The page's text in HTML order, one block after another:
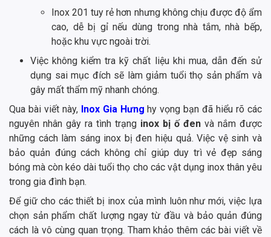
Inox 201 tuy rẻ hơn nhưng không chịu được độ ẩm
cao, dễ bị gỉ nếu dùng trong nhà tắm, nhà bếp,
hoặc khu vực ngoài trời.
Việc không kiểm tra kỹ chất liệu khi mua, dẫn đến sử
dụng sai mục đích sẽ làm giảm tuổi thọ sản phẩm và
gây mất thẩm mỹ nhanh chóng.
Qua bài viết này, Inox Gia Hưng hy vọng bạn đã hiểu rõ các
nguyên nhân gây ra tình trạng inox bị ố đen và nắm được
những cách làm sáng inox bị đen hiệu quả. Việc vệ sinh và
bảo quản đúng cách không chỉ giúp duy trì vẻ đẹp sáng
bóng mà còn kéo dài tuổi thọ cho các vật dụng inox thân yêu
trong gia đình bạn.
Để giữ cho các thiết bị inox của mình luôn như mới, việc lựa
chọn sản phẩm chất lượng ngay từ đầu và bảo quản đúng
cách là vô cùng quan trọng. Tham khảo thêm các bài viết về